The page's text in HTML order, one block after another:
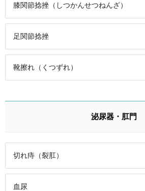
膝関節捻挫（しつかんせつねんざ）
足関節捻挫
靴擦れ（くつずれ）
泌尿器・肛門
切れ痔（裂肛）
血尿